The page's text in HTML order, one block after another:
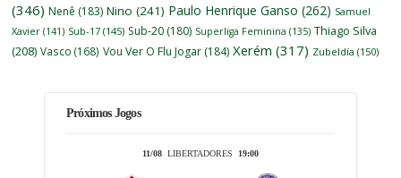
(346) Nenê (183) Nino (241) Paulo Henrique Ganso (262) Samuel
Xavier (141) Sub-17 (145) Sub-20 (180) Superliga Feminina (135) Thiago Silva
(208) Vasco (168) Vou Ver O Flu Jogar (184) Xerém (317) Zubeldía (150)
Próximos Jogos
11/08LIBERTADORES 19:00